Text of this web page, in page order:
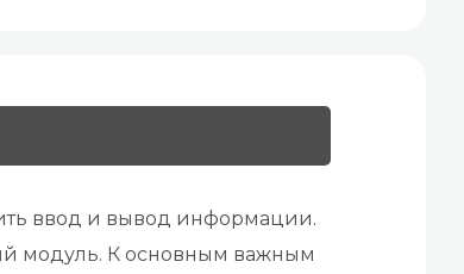
ввод и вывод информации.
модуль. К основным важным